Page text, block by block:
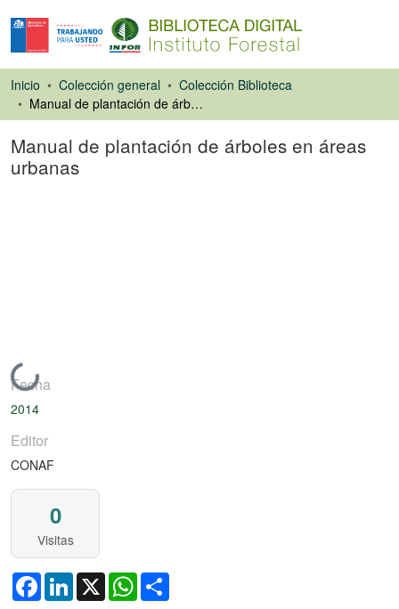
Inicio Colección general
Colección Biblioteca
Manual de plantación de árboles en áreas urbanas
Manual de plantación de árboles en áreas
urbanas
Cargando...
Fecha
2014
Editor
CONAF
0
Visitas
FacebookLinkedIn
X WhatsApp